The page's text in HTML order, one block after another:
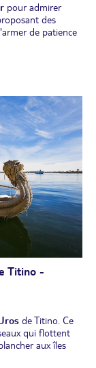
pour admirer
des
de patience
Canyon de
Titicaca, en
la
Titino -
de Titino. Ce
qui flottent
aux îles